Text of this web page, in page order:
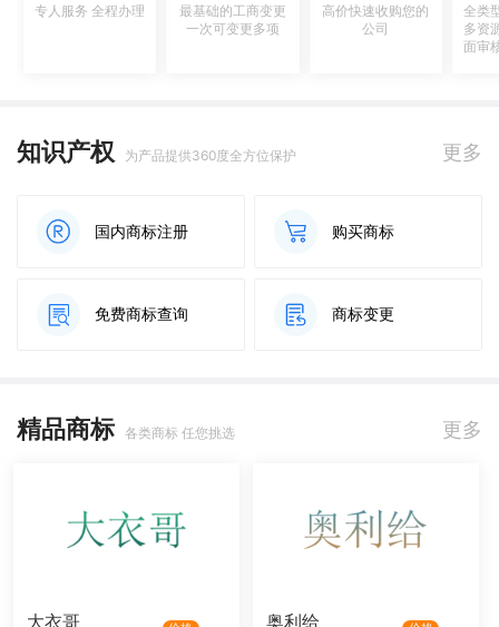
专人服务 全程办理
最基础的工商变更
一次可变更多项
高价快速收购您的
公司
全类
多资
面审
知识产权 为产品提供360度全方位保护 更多
国内商标注册 购买商标
免费商标查询 商标变更
精品商标 各类商标 任您挑选 更多
大衣哥 奥利给